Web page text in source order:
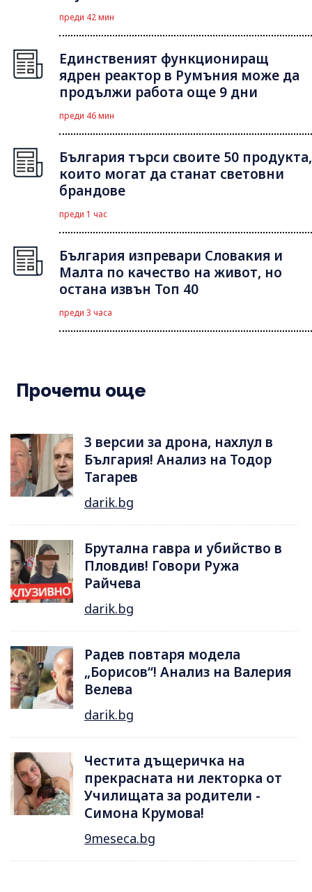
преди 42 мин
Единственият функциониращ
ядрен реактор в Румъния може да
продължи работа още 9 дни
преди 46 мин
България търси своите 50 продукта,
които могат да станат световни
брандове
преди 1 час
България изпревари Словакия и
Малта по качество на живот, но
остана извън Топ 40
преди 3 часа
Прочети още
3 версии за дрона, нахлул в
България! Анализ на Тодор
Тагарев
darik.bg
Брутална гавра и убийство в
Пловдив! Говори Ружа
Райчева
darik.bg
Радев повтаря модела
„Борисов“! Анализ на Валерия
Велева
darik.bg
Честита дъщеричка на
прекрасната ни лекторка от
Училищата за родители -
Симона Крумова!
9meseca.bg